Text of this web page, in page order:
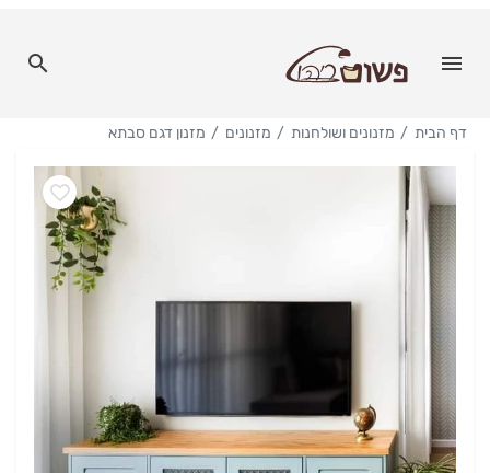
דף הבית מזנונים ושולחנות מזנונים מזנון דגם סבתא